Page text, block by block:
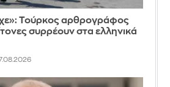
Τούρκος αρθρογράφος
συρρέουν στα ελληνικά